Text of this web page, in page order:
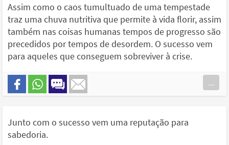
Assim como o caos tumultuado de uma tempestade
traz uma chuva nutritiva que permite à vida florir, assim
também nas coisas humanas tempos de progresso são
precedidos por tempos de desordem. O sucesso vem
para aqueles que conseguem sobreviver à crise.
...
Junto com o sucesso vem uma reputação para
sabedoria.